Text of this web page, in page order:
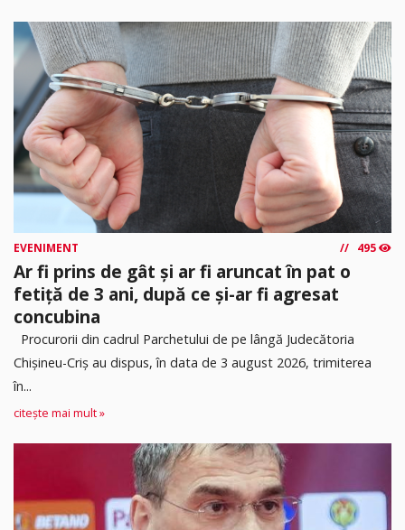
EVENIMENT 495
Ar fi prins de gât și ar fi aruncat în pat o
fetiță de 3 ani, după ce și-ar fi agresat
concubina
Procurorii din cadrul Parchetului de pe lângă Judecătoria
Chișineu-Criș au dispus, în data de 3 august 2026, trimiterea
în...
citește mai mult »